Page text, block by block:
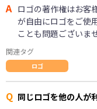
A ロゴの著作権はお客
が自由にロゴをご使
ことも問題ございま
関連タグ
ロゴ
Q 同じロゴを他の人が